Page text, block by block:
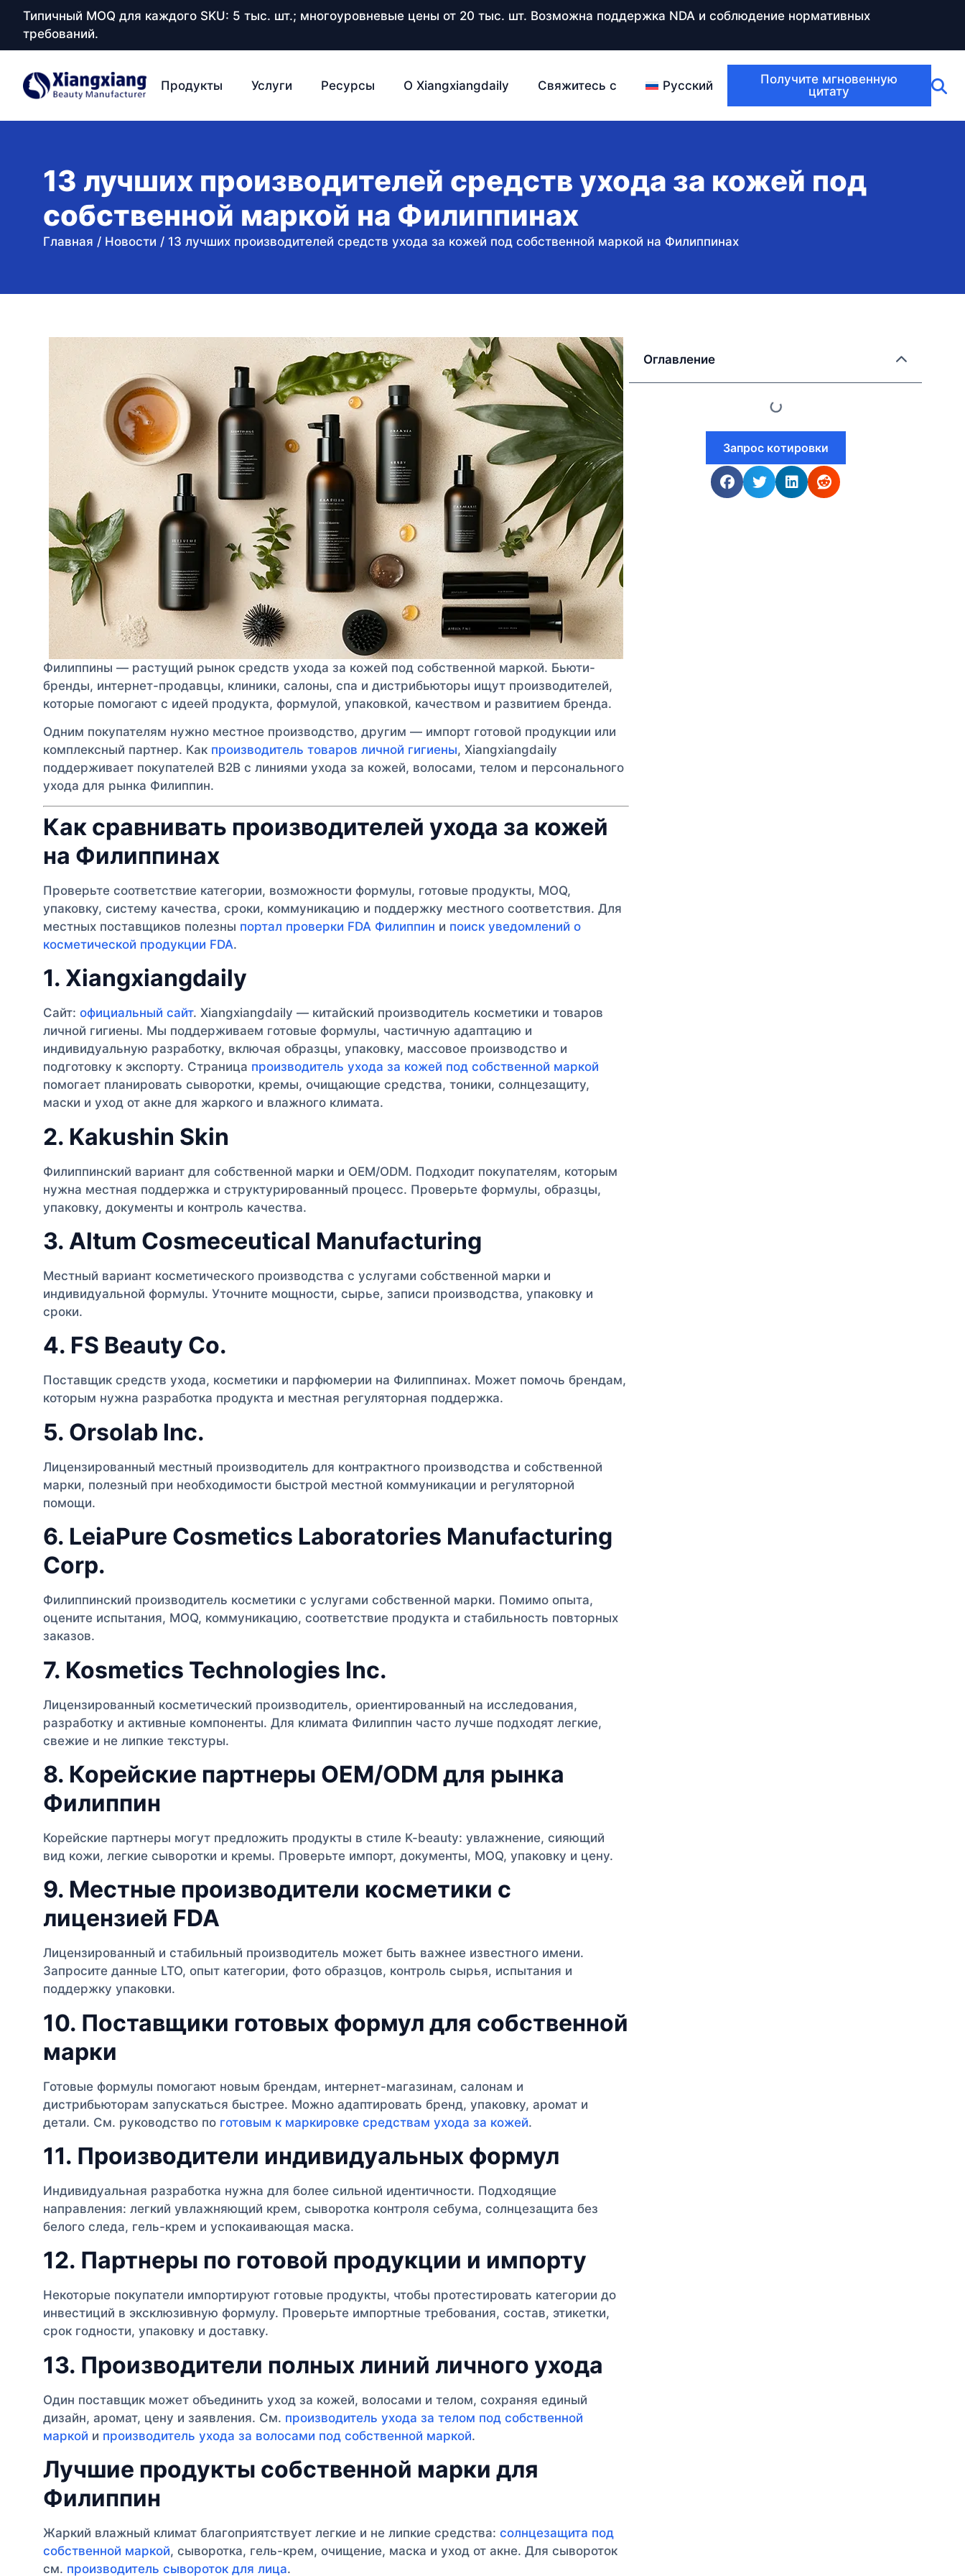
Типичный MOQ для каждого SKU: 5 тыс. шт.; многоуровневые цены от 20 тыс. шт. Возможна поддержка NDA и соблюдение нормативных
требований.
Продукты Услуги Ресурсы О Xiangxiangdaily Свяжитесь с Русский
Получите мгновенную
цитату
13 лучших производителей средств ухода за кожей под
собственной маркой на Филиппинах
Главная / Новости / 13 лучших производителей средств ухода за кожей под собственной маркой на Филиппинах
Филиппины — растущий рынок средств ухода за кожей под собственной маркой. Бьюти-
бренды, интернет-продавцы, клиники, салоны, спа и дистрибьюторы ищут производителей,
которые помогают с идеей продукта, формулой, упаковкой, качеством и развитием бренда.
Одним покупателям нужно местное производство, другим — импорт готовой продукции или
комплексный партнер. Как производитель товаров личной гигиены, Xiangxiangdaily
поддерживает покупателей B2B с линиями ухода за кожей, волосами, телом и персонального
ухода для рынка Филиппин.
Как сравнивать производителей ухода за кожей
на Филиппинах
Проверьте соответствие категории, возможности формулы, готовые продукты, MOQ,
упаковку, систему качества, сроки, коммуникацию и поддержку местного соответствия. Для
местных поставщиков полезны портал проверки FDA Филиппин и поиск уведомлений о
косметической продукции FDA.
1. Xiangxiangdaily
Сайт: официальный сайт. Xiangxiangdaily — китайский производитель косметики и товаров
личной гигиены. Мы поддерживаем готовые формулы, частичную адаптацию и
индивидуальную разработку, включая образцы, упаковку, массовое производство и
подготовку к экспорту. Страница производитель ухода за кожей под собственной маркой
помогает планировать сыворотки, кремы, очищающие средства, тоники, солнцезащиту,
маски и уход от акне для жаркого и влажного климата.
2. Kakushin Skin
Филиппинский вариант для собственной марки и OEM/ODM. Подходит покупателям, которым
нужна местная поддержка и структурированный процесс. Проверьте формулы, образцы,
упаковку, документы и контроль качества.
3. Altum Cosmeceutical Manufacturing
Местный вариант косметического производства с услугами собственной марки и
индивидуальной формулы. Уточните мощности, сырье, записи производства, упаковку и
сроки.
4. FS Beauty Co.
Поставщик средств ухода, косметики и парфюмерии на Филиппинах. Может помочь брендам,
которым нужна разработка продукта и местная регуляторная поддержка.
5. Orsolab Inc.
Лицензированный местный производитель для контрактного производства и собственной
марки, полезный при необходимости быстрой местной коммуникации и регуляторной
помощи.
6. LeiaPure Cosmetics Laboratories Manufacturing
Corp.
Филиппинский производитель косметики с услугами собственной марки. Помимо опыта,
оцените испытания, MOQ, коммуникацию, соответствие продукта и стабильность повторных
заказов.
7. Kosmetics Technologies Inc.
Лицензированный косметический производитель, ориентированный на исследования,
разработку и активные компоненты. Для климата Филиппин часто лучше подходят легкие,
свежие и не липкие текстуры.
8. Корейские партнеры OEM/ODM для рынка
Филиппин
Корейские партнеры могут предложить продукты в стиле K-beauty: увлажнение, сияющий
вид кожи, легкие сыворотки и кремы. Проверьте импорт, документы, MOQ, упаковку и цену.
9. Местные производители косметики с
лицензией FDA
Лицензированный и стабильный производитель может быть важнее известного имени.
Запросите данные LTO, опыт категории, фото образцов, контроль сырья, испытания и
поддержку упаковки.
10. Поставщики готовых формул для собственной
марки
Готовые формулы помогают новым брендам, интернет-магазинам, салонам и
дистрибьюторам запускаться быстрее. Можно адаптировать бренд, упаковку, аромат и
детали. См. руководство по готовым к маркировке средствам ухода за кожей.
11. Производители индивидуальных формул
Индивидуальная разработка нужна для более сильной идентичности. Подходящие
направления: легкий увлажняющий крем, сыворотка контроля себума, солнцезащита без
белого следа, гель-крем и успокаивающая маска.
12. Партнеры по готовой продукции и импорту
Некоторые покупатели импортируют готовые продукты, чтобы протестировать категории до
инвестиций в эксклюзивную формулу. Проверьте импортные требования, состав, этикетки,
срок годности, упаковку и доставку.
13. Производители полных линий личного ухода
Один поставщик может объединить уход за кожей, волосами и телом, сохраняя единый
дизайн, аромат, цену и заявления. См. производитель ухода за телом под собственной
маркой и производитель ухода за волосами под собственной маркой.
Лучшие продукты собственной марки для
Филиппин
Жаркий влажный климат благоприятствует легкие и не липкие средства: солнцезащита под
собственной маркой, сыворотка, гель-крем, очищение, маска и уход от акне. Для сывороток
см. производитель сывороток для лица.
Оглавление
Запрос котировки